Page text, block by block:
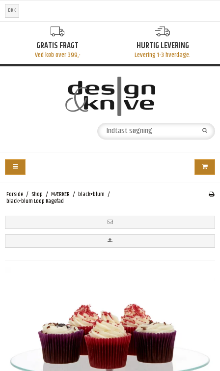
DKK
GRATIS FRAGT
Ved køb over 399,-
HURTIG LEVERING
Levering 1-3 hverdage.
Forside / Shop / MÆRKER / black+blum /
black+blum Loop Kagefad